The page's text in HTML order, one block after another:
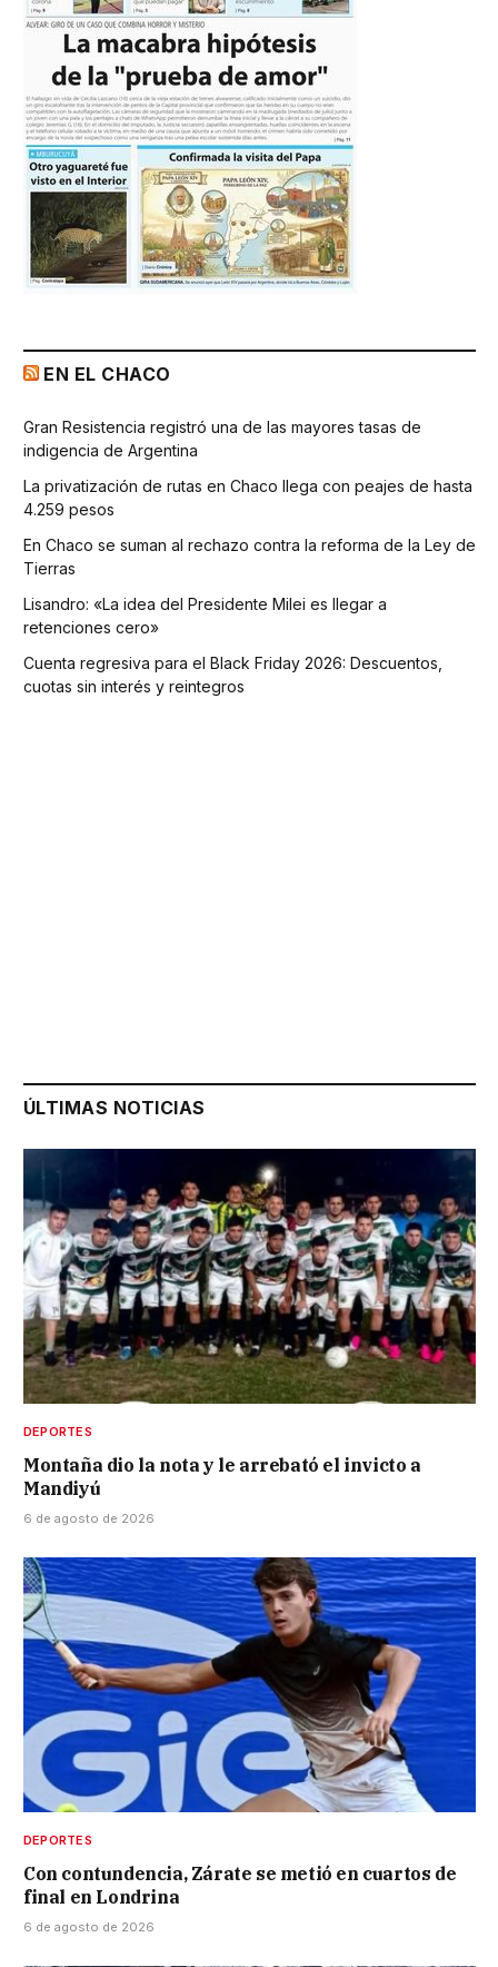
EN EL CHACO
Gran Resistencia registró una de las mayores tasas de
indigencia de Argentina
La privatización de rutas en Chaco llega con peajes de hasta
4.259 pesos
En Chaco se suman al rechazo contra la reforma de la Ley de
Tierras
Lisandro: «La idea del Presidente Milei es llegar a
retenciones cero»
Cuenta regresiva para el Black Friday 2026: Descuentos,
cuotas sin interés y reintegros
ÚLTIMAS NOTICIAS
DEPORTES
Montaña dio la nota y le arrebató el invicto a
Mandiyú
6 de agosto de 2026
DEPORTES
Con contundencia, Zárate se metió en cuartos de
final en Londrina
6 de agosto de 2026